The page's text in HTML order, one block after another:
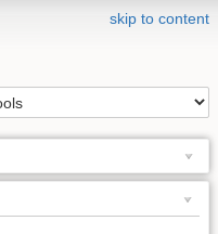
skip to content